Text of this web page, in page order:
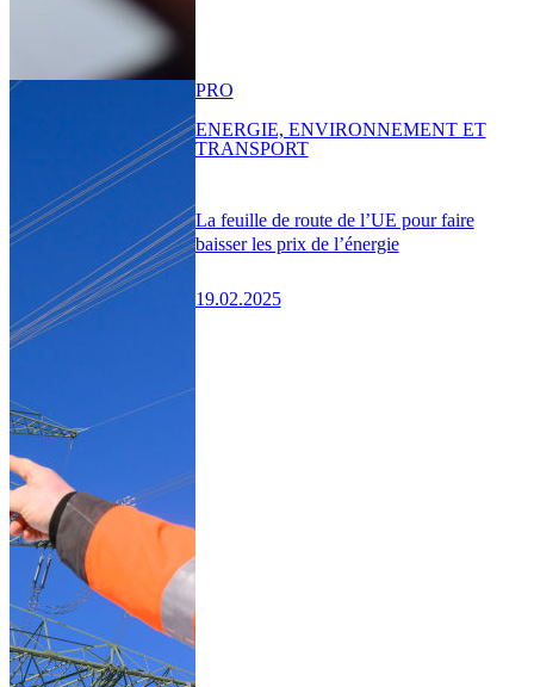
La feuille de route de l’UE pour faire
baisser les prix de l’énergie
19.02.2025
PRO
ENERGIE, ENVIRONNEMENT ET
TRANSPORT